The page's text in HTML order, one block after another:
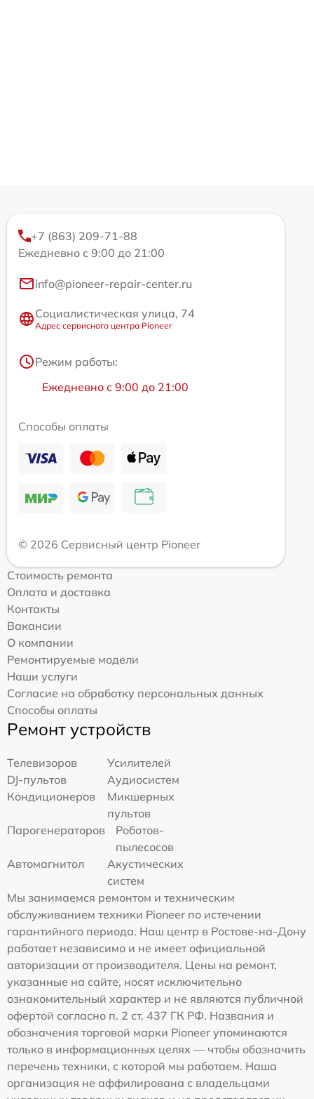
+7 (863) 209-71-88
Ежедневно с 9:00 до 21:00
info@pioneer-repair-center.ru
Социалистическая улица, 74
Адрес сервисного центра Pioneer
Режим работы:
Ежедневно с 9:00 до 21:00
Способы оплаты
© 2026 Сервисный центр Pioneer
Стоимость ремонта
Оплата и доставка
Контакты
Вакансии
О компании
Ремонтируемые модели
Наши услуги
Согласие на обработку персональных данных
Способы оплаты
Ремонт устройств
Телевизоров
Усилителей
DJ-пультов
Аудиосистем
Кондиционеров
Микшерных
пультов
Парогенераторов
Роботов-
пылесосов
Автомагнитол
Акустических
систем
Мы занимаемся ремонтом и техническим
обслуживанием техники Pioneer по истечении
гарантийного периода. Наш центр в Ростове-на-Дону
работает независимо и не имеет официальной
авторизации от производителя. Цены на ремонт,
указанные на сайте, носят исключительно
ознакомительный характер и не являются публичной
офертой согласно п. 2 ст. 437 ГК РФ. Названия и
обозначения торговой марки Pioneer упоминаются
только в информационных целях — чтобы обозначить
перечень техники, с которой мы работаем. Наша
организация не аффилирована с владельцами